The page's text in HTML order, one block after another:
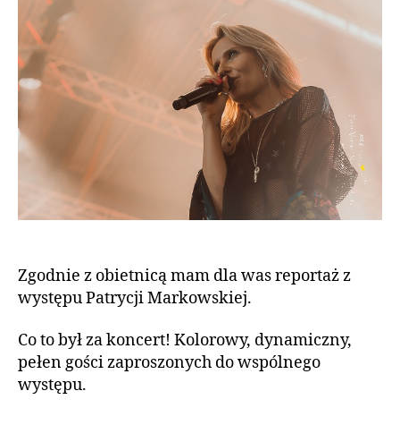
Zgodnie z obietnicą mam dla was reportaż z
występu Patrycji Markowskiej.
Co to był za koncert! Kolorowy, dynamiczny,
pełen gości zaproszonych do wspólnego
występu.